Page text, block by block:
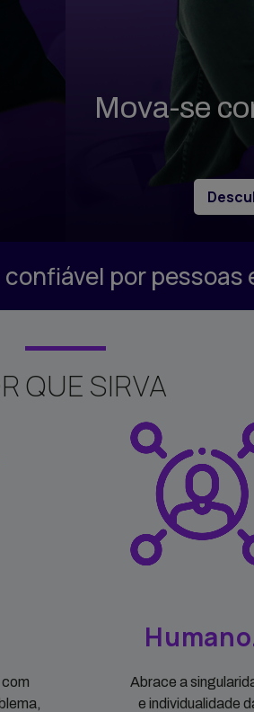
Gestão de Propriedades
Acomodações Temporárias
Mova-se
por pessoas
QUE SIRVA
Abrace a
e individualidade